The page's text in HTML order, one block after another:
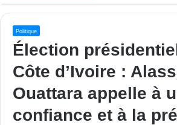
Politique
Élection
Côte d’Ivoire :
Ouattara appelle à
confiance et à la